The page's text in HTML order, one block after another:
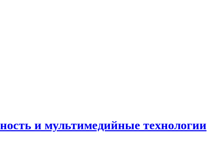
и мультимедийные технологии